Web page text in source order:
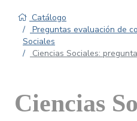
Catálogo
Preguntas evaluación de
Sociales
Ciencias Sociales:
Ciencias